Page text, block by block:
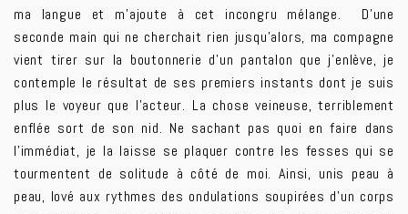
ma langue et m’ajoute à cet incongru mélange. D’une
seconde main qui ne cherchait rien jusqu’alors, ma compagne
vient tirer sur la boutonnerie d’un pantalon que j’enlève, je
contemple le résultat de ses premiers instants dont je suis
plus le voyeur que l’acteur. La chose veineuse, terriblement
enflée sort de son nid. Ne sachant pas quoi en faire dans
l’immédiat, je la laisse se plaquer contre les fesses qui se
tourmentent de solitude à côté de moi. Ainsi, unis peau à
peau, lové aux rythmes des ondulations soupirées d’un corps